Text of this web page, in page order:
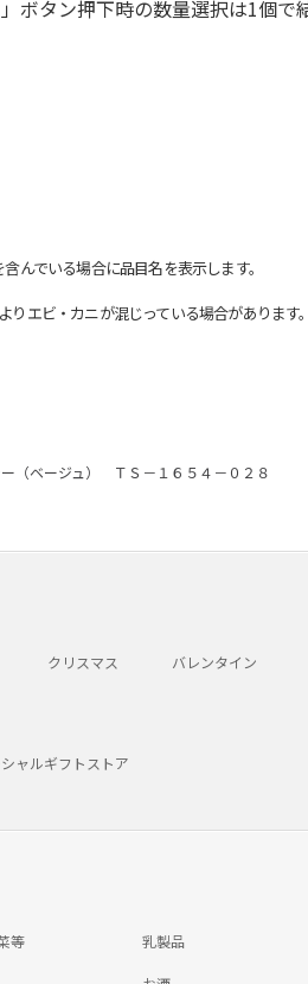
ボタン押下時の数量選択は1個で
んでいる場合に品目名を表示します。
ビ・カニが混じっている場合があります
（ベージュ） ＴＳ－１６５４－０２８
クリスマス バレンタイン
ャルギフトストア
等 乳製品